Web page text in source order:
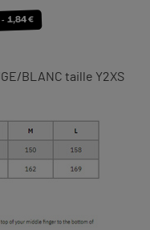
- 1,84 €
BLANC taille Y2XS